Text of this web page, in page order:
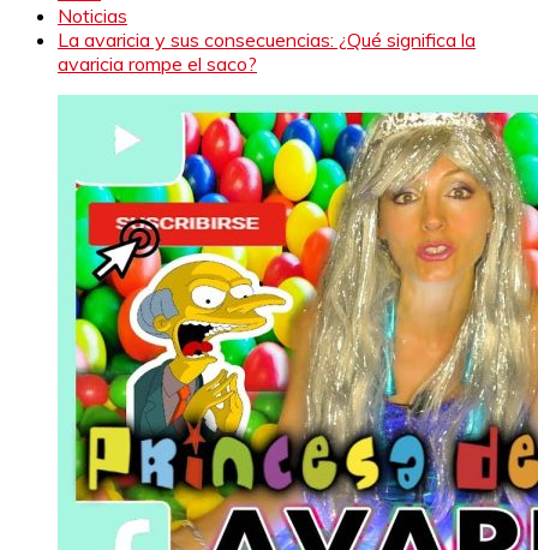
Noticias
La avaricia y sus consecuencias: ¿Qué significa la
avaricia rompe el saco?